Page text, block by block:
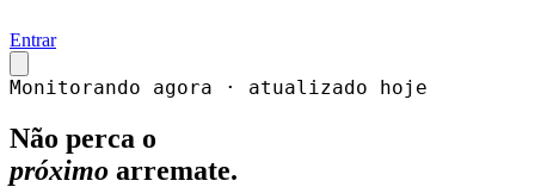
Entrar
Monitorando agora · atualizado hoje
Não perca o
próximo arremate.